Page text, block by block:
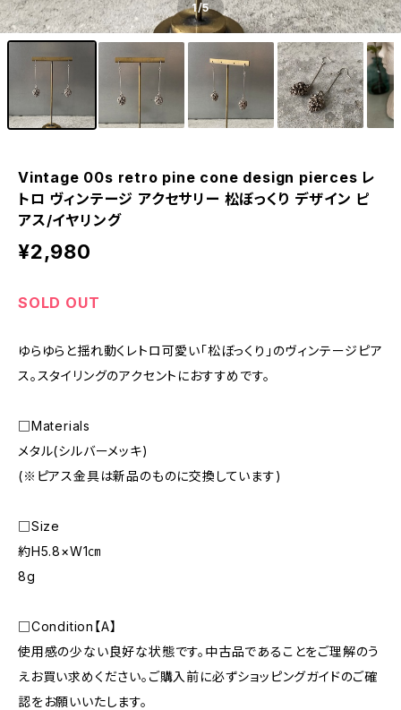
1/5
Vintage 00s retro pine cone design pierces レ
トロ ヴィンテージ アクセサリー 松ぼっくり デザイン ピ
アス/イヤリング
¥2,980
SOLD OUT
ゆらゆらと揺れ動くレトロ可愛い「松ぼっくり」のヴィンテージピア
ス。スタイリングのアクセントにおすすめです。
□Materials
メタル(シルバーメッキ)
(※ピアス金具は新品のものに交換しています)
□Size
約H5.8×W1㎝
8g
□Condition【A】
使用感の少ない良好な状態です。中古品であることをご理解のう
えお買い求めください。ご購入前に必ずショッピングガイドのご確
認をお願いいたします。